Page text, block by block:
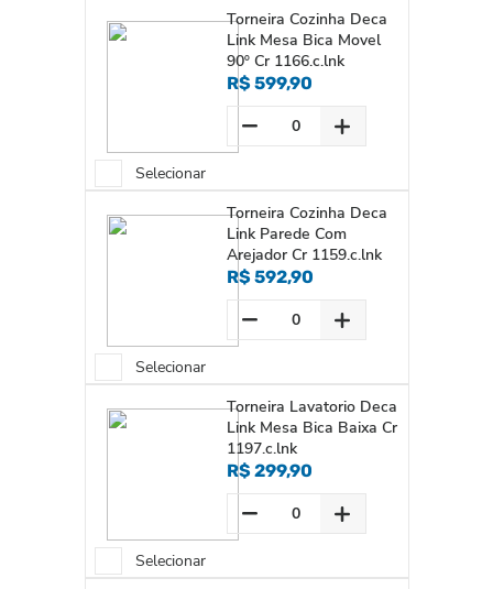
Torneira Cozinha Deca
Link Mesa Bica Movel
90º Cr 1166.c.lnk
R$ 599,90
Selecionar
Torneira Cozinha Deca
Link Parede Com
Arejador Cr 1159.c.lnk
R$ 592,90
Selecionar
Torneira Lavatorio Deca
Link Mesa Bica Baixa Cr
1197.c.lnk
R$ 299,90
Selecionar